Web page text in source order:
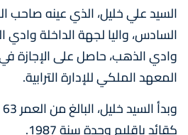
السيد علي خليل، الذي عينه صاحب
السادس، واليا لجهة الداخلة
وادي الذهب، حاصل على الإجازة
المعهد الملكي للإدارة الترابية.
كقائد بإقليم وجدة سنة 1987.